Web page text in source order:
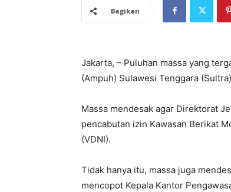
Bagikan
Jakarta, – Puluhan massa yang
(Ampuh) Sulawesi Tenggara
Massa mendesak agar Direktorat
pencabutan izin Kawasan Berikat
(VDNI).
Tidak hanya itu, massa juga
mencopot Kepala Kantor